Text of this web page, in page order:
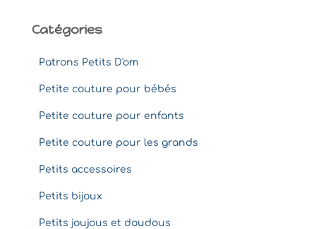
Catégories
Patrons Petits D'om
Petite couture pour bébés
Petite couture pour enfants
Petite couture pour les grands
Petits accessoires
Petits bijoux
Petits joujous et doudous